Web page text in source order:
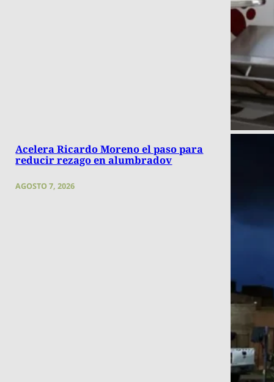
Acelera Ricardo Moreno el paso para
reducir rezago en alumbradov
AGOSTO 7, 2026